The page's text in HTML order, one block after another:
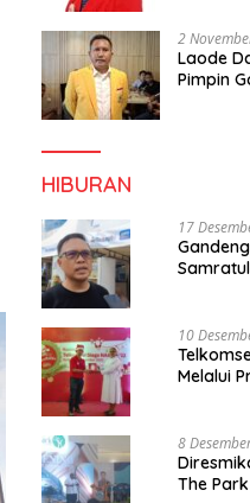
2
Laode
Pimpin
HIBURAN
17
10
Melalui
8
The